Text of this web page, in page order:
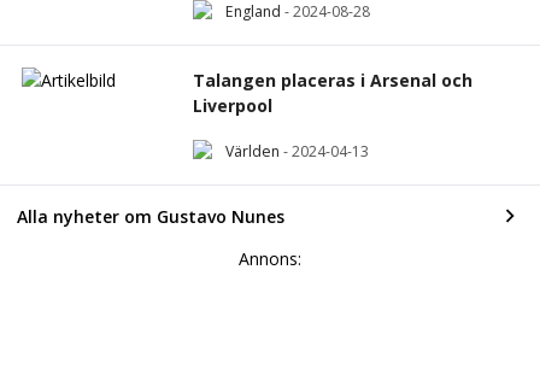
England -2024-08-28
Talangen placeras i Arsenal och
Liverpool
Världen -2024-04-13
Alla nyheter om Gustavo Nunes
Annons: